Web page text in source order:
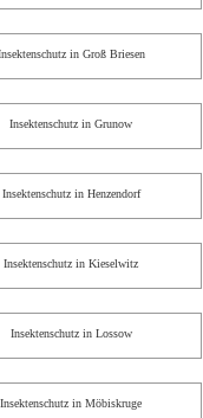
in Groß Briesen
Insektenschutz in Grunow
Insektenschutz in Henzendorf
Insektenschutz in Kieselwitz
Insektenschutz in Lossow
Insektenschutz in Möbiskruge